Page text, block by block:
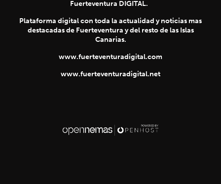
Fuerteventura DIGITAL.
Plataforma digital con toda la actualidad y noticias mas
destacadas de Fuerteventura y del resto de las Islas
Canarias.
www.fuerteventuradigital.com
www.fuerteventuradigital.net